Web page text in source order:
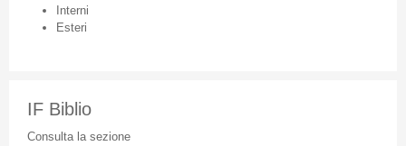
Interni
Esteri
IF Biblio
Consulta la sezione